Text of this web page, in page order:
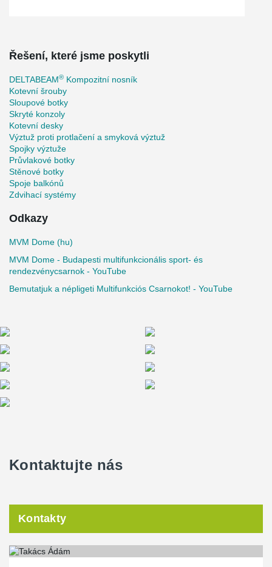
Řešení, které jsme poskytli
DELTABEAM® Kompozitní nosník
Kotevní šrouby
Sloupové botky
Skryté konzoly
Kotevní desky
Výztuž proti protlačení a smyková výztuž
Spojky výztuže
Průvlakové botky
Stěnové botky
Spoje balkónů
Zdvihací systémy
Odkazy
MVM Dome (hu)
MVM Dome - Budapesti multifunkcionális sport- és
rendezvénycsarnok - YouTube
Bemutatjuk a népligeti Multifunkciós Csarnokot! - YouTube
Kontaktujte nás
Kontakty